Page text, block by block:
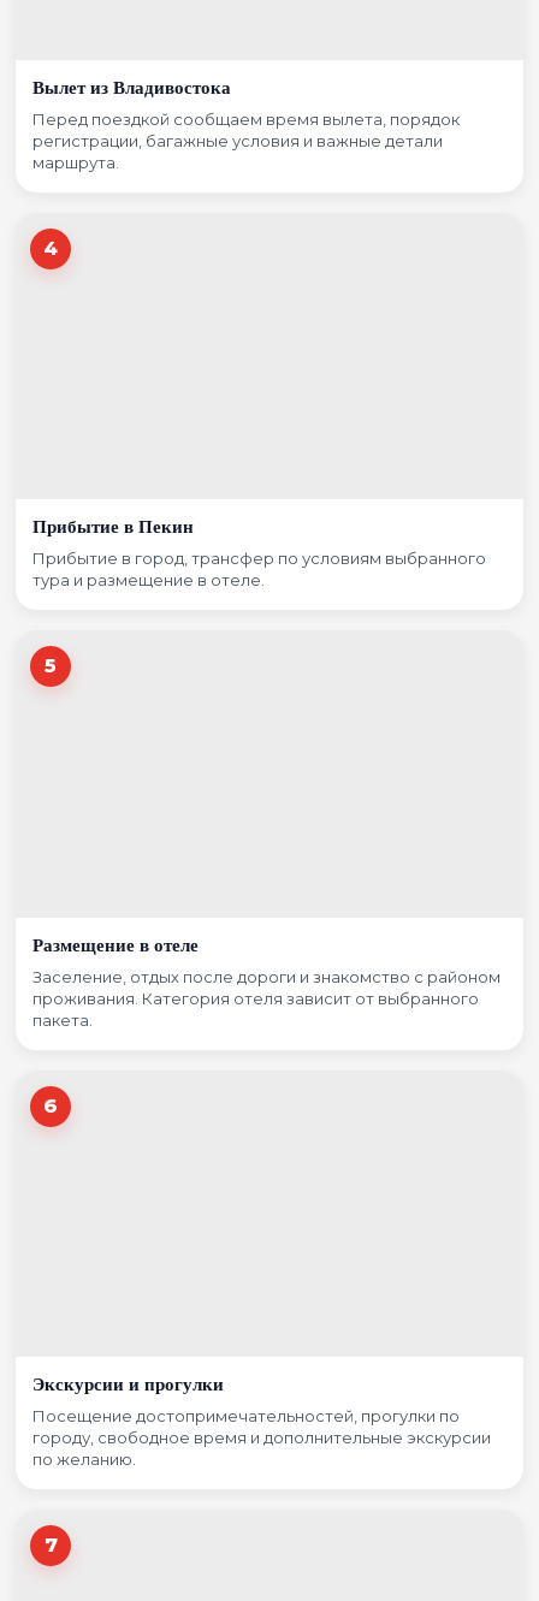
Вылет из Владивостока
Перед поездкой сообщаем время вылета, порядок
регистрации, багажные условия и важные детали
маршрута.
4
Прибытие в Пекин
Прибытие в город, трансфер по условиям выбранного
тура и размещение в отеле.
5
Размещение в отеле
Заселение, отдых после дороги и знакомство с районом
проживания. Категория отеля зависит от выбранного
пакета.
6
Экскурсии и прогулки
Посещение достопримечательностей, прогулки по
городу, свободное время и дополнительные экскурсии
по желанию.
7